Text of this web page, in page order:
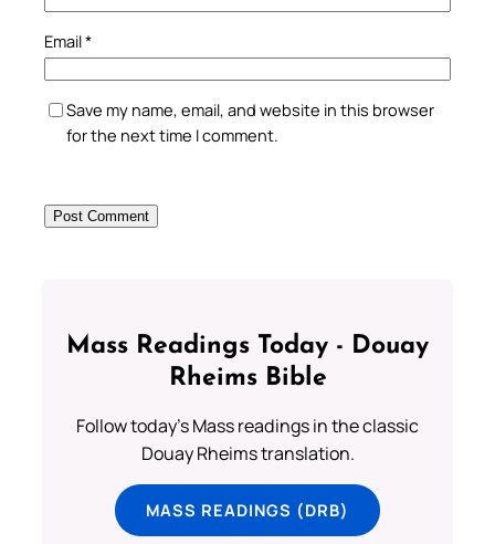
Email*
Save my name, email, and website in this browser
for the next time I comment.
Mass Readings Today - Douay
Rheims Bible
Follow today's Mass readings in the classic
Douay Rheims translation.
MASS READINGS (DRB)